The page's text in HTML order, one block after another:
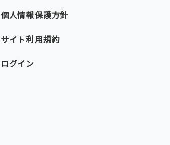
個人情報保護方針
サイト利用規約
ログイン